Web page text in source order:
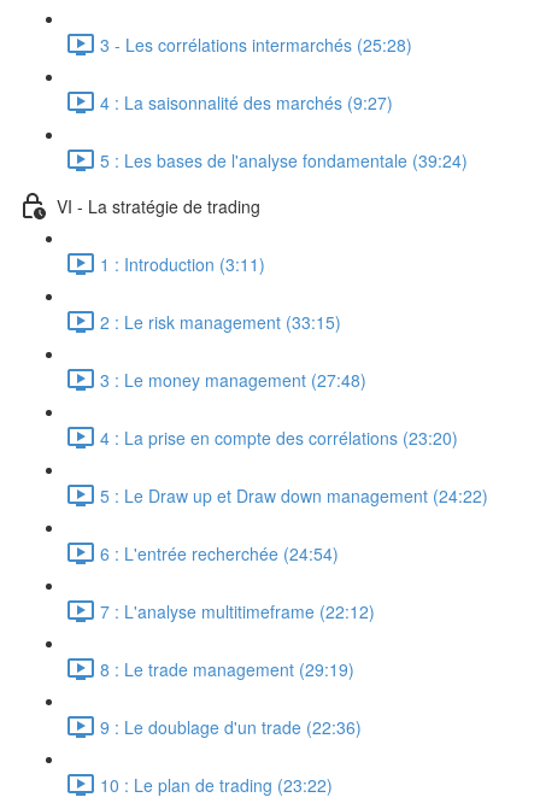
3 - Les corrélations intermarchés (25:28)
4 : La saisonnalité des marchés (9:27)
5 : Les bases de l'analyse fondamentale (39:24)
VI - La stratégie de trading
1 : Introduction (3:11)
2 : Le risk management (33:15)
3 : Le money management (27:48)
4 : La prise en compte des corrélations (23:20)
5 : Le Draw up et Draw down management (24:22)
6 : L'entrée recherchée (24:54)
7 : L'analyse multitimeframe (22:12)
8 : Le trade management (29:19)
9 : Le doublage d'un trade (22:36)
10 : Le plan de trading (23:22)